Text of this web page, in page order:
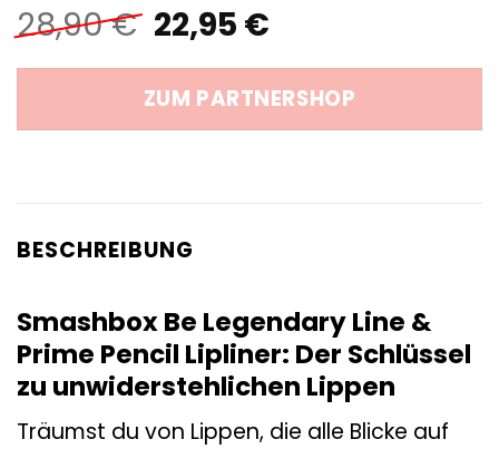
28,90€ Ursprünglicher
Preis
war:
28,90 €
22,95 €Aktueller
ist:
22,95 €.
ZUM PARTNERSHOP
BESCHREIBUNG
Smashbox Be Legendary Line &
Prime Pencil Lipliner: Der Schlüssel
zu unwiderstehlichen Lippen
Träumst du von Lippen, die alle Blicke auf